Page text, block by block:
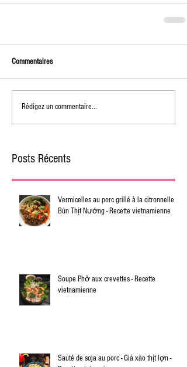
Commentaires
Rédigez un commentaire...
Posts Récents
Vermicelles au porc grillé à la citronnelle -
Bún Thịt Nướng - Recette vietnamienne
Soupe Phở aux crevettes - Recette
vietnamienne
Sauté de soja au porc - Giá xào thịt lợn -